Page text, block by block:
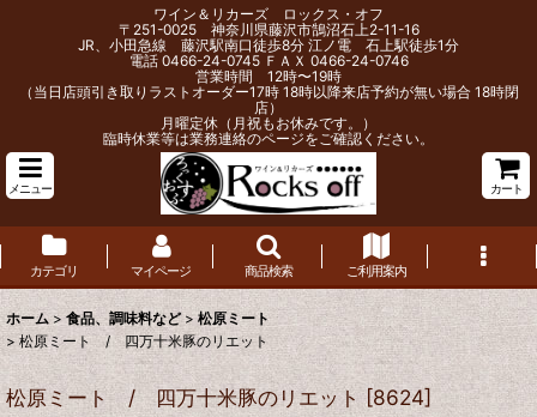
ワイン＆リカーズ ロックス・オフ
〒251-0025 神奈川県藤沢市鵠沼石上2-11-16
JR、小田急線 藤沢駅南口徒歩8分 江ノ電 石上駅徒歩1分
電話 0466-24-0745 ＦＡＸ 0466-24-0746
営業時間 12時〜19時
（当日店頭引き取りラストオーダー17時 18時以降来店予約が無い場合 18時閉
店）
月曜定休（月祝もお休みです。）
臨時休業等は業務連絡のページをご確認ください。
メニュー カート
カテゴリ マイページ 商品検索 ご利用案内
ホーム > 食品、調味料など > 松原ミート
> 松原ミート / 四万十米豚のリエット
松原ミート / 四万十米豚のリエット [8624]